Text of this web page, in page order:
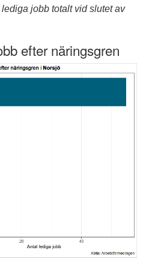
jobb totalt vid slutet av
efter näringsgren